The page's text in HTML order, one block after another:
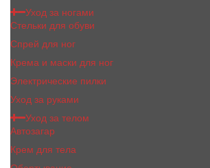
Уход за ногами
Стельки для обуви
Спрей для ног
Крема и маски для ног
Электрические пилки
Уход за руками
Уход за телом
Автозагар
Крем для тела